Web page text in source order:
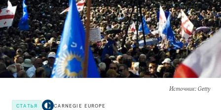
Источник: Getty
СТАТЬЯ CARNEGIE EUROPE